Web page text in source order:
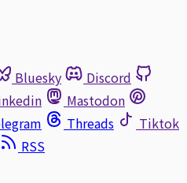
Bluesky
Discord
Mastodon
Threads
Tiktok
RSS